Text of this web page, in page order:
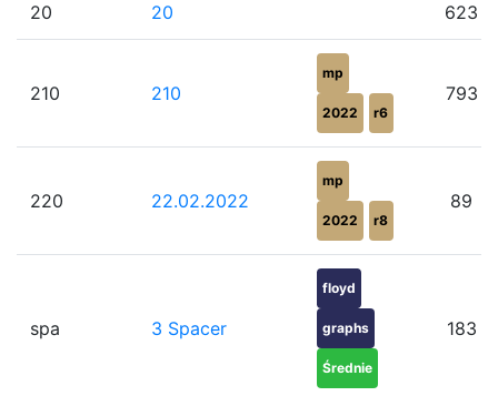
20 20 623
210 210
mp
2022 r6
793
220 22.02.2022
mp
2022 r8
89
spa 3 Spacer
floyd
graphs
Średnie
183